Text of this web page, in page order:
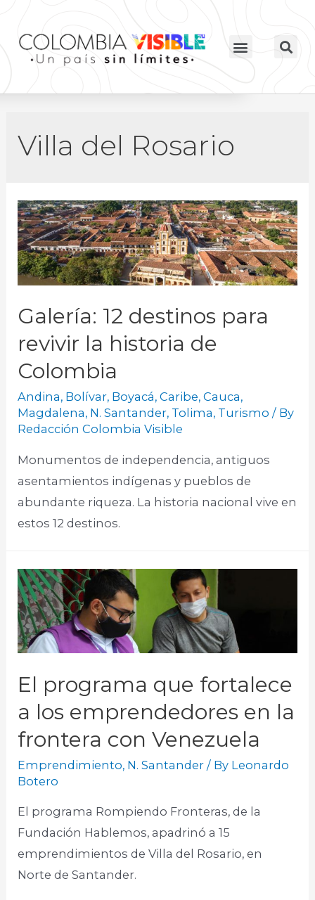
Villa del Rosario
Galería: 12 destinos para
revivir la historia de
Colombia
Andina, Bolívar, Boyacá,Caribe,Cauca,
Magdalena, N. Santander, Tolima, Turismo / By
Redacción Colombia Visible
Monumentos de independencia, antiguos
asentamientos indígenas y pueblos de
abundante riqueza. La historia nacional vive en
estos 12 destinos.
El programa que fortalece
a los emprendedores en la
frontera con Venezuela
Emprendimiento, N. Santander / By Leonardo
Botero
El programa Rompiendo Fronteras, de la
Fundación Hablemos, apadrinó a 15
emprendimientos de Villa del Rosario, en
Norte de Santander.